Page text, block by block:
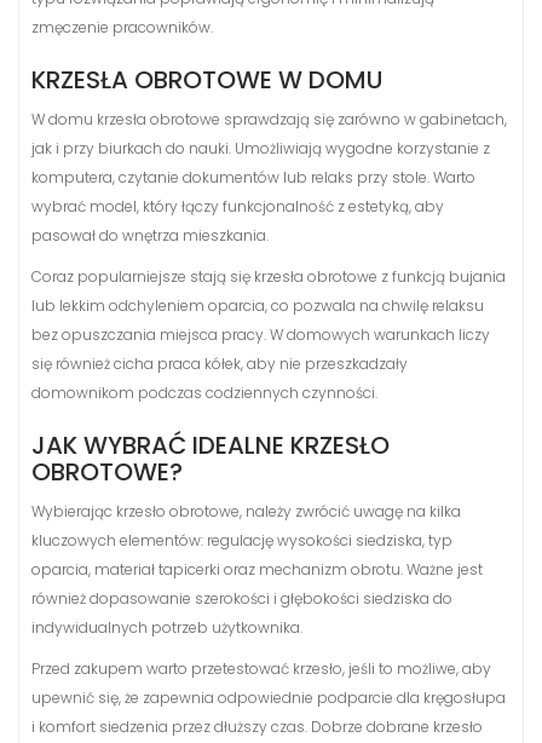
zmęczenie pracowników.
KRZESŁA OBROTOWE W DOMU
W domu krzesła obrotowe sprawdzają się zarówno w gabinetach,
jak i przy biurkach do nauki. Umożliwiają wygodne korzystanie z
komputera, czytanie dokumentów lub relaks przy stole. Warto
wybrać model, który łączy funkcjonalność z estetyką, aby
pasował do wnętrza mieszkania.
Coraz popularniejsze stają się krzesła obrotowe z funkcją bujania
lub lekkim odchyleniem oparcia, co pozwala na chwilę relaksu
bez opuszczania miejsca pracy. W domowych warunkach liczy
się również cicha praca kółek, aby nie przeszkadzały
domownikom podczas codziennych czynności.
JAK WYBRAĆ IDEALNE KRZESŁO
OBROTOWE?
Wybierając krzesło obrotowe, należy zwrócić uwagę na kilka
kluczowych elementów: regulację wysokości siedziska, typ
oparcia, materiał tapicerki oraz mechanizm obrotu. Ważne jest
również dopasowanie szerokości i głębokości siedziska do
indywidualnych potrzeb użytkownika.
Przed zakupem warto przetestować krzesło, jeśli to możliwe, aby
upewnić się, że zapewnia odpowiednie podparcie dla kręgosłupa
i komfort siedzenia przez dłuższy czas. Dobrze dobrane krzesło